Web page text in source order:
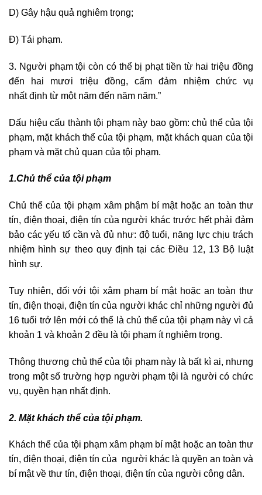
D) Gây hậu quả nghiêm trọng;
Đ) Tái phạm.
3. Người phạm tội còn có thể bị phạt tiền từ hai triệu đồng
đến hai mươi triệu đồng, cấm đảm nhiệm chức vụ
nhất định từ một năm đến năm năm.”
Dấu hiệu cấu thành tội phạm này bao gồm: chủ thể của tội
phạm, mặt khách thể của tội phạm, mặt khách quan của tội
phạm và mặt chủ quan của tội phạm.
1.Chủ thể của tội phạm
Chủ thể của tội phạm xâm phậm bí mật hoặc an toàn thư
tín, điện thoại, điện tín của người khác trước hết phải đảm
bảo các yếu tố cần và đủ như: độ tuổi, năng lực chịu trách
nhiệm hình sự theo quy định tại các Điều 12, 13 Bộ luật
hình sự.
Tuy nhiên, đối với tội xâm phạm bí mật hoặc an toàn thư
tín, điện thoại, điện tín của người khác chỉ những người đủ
16 tuổi trở lên mới có thể là chủ thể của tội phạm này vì cả
khoản 1 và khoản 2 đều là tội phạm ít nghiêm trọng.
Thông thương chủ thể của tội phạm này là bất kì ai, nhưng
trong một số trường hợp người phạm tội là người có chức
vụ, quyền hạn nhất định.
2. Mặt khách thể của tội phạm.
Khách thể của tội phạm xâm phạm bí mật hoặc an toàn thư
tín, điện thoại, điện tín của người khác là quyền an toàn và
bí mật về thư tín, điện thoại, điện tín của người công dân.